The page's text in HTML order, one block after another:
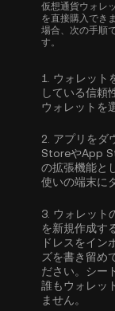
仮想通貨ウォレ
を直接購入でき
場合、次の手順
す。
1. ウォレット
している信頼
ウォレットを
2. アプリをダ
StoreやApp
の拡張機能と
使いの端末に
3. ウォレット
を新規作成す
ドレスをイン
ズを書き留め
ださい。シー
誰もウォレッ
ません。